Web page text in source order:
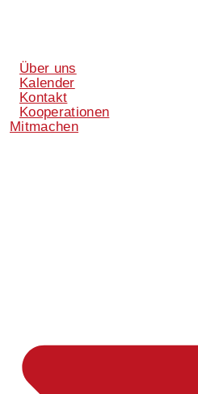
Über uns
Kalender
Kontakt
Kooperationen
Mitmachen